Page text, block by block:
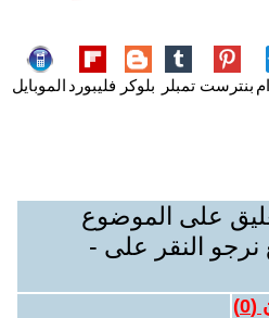
بنترست تمبلر بلوكر فليبورد الموبايل
على الموضوع
نرجو النقر على -
(
0
)